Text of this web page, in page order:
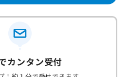
カンタン受付